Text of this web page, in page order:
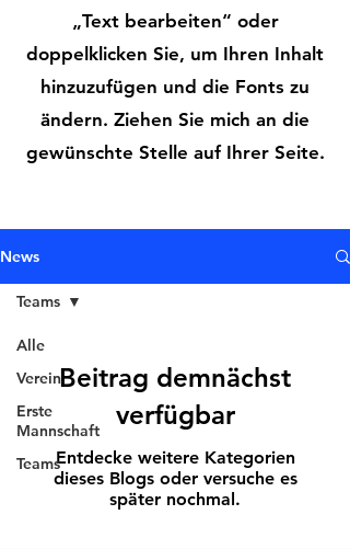
„Text bearbeiten“ oder
doppelklicken Sie, um Ihren Inhalt
hinzuzufügen und die Fonts zu
ändern. Ziehen Sie mich an die
gewünschte Stelle auf Ihrer Seite.
News
Alle
Verein
Erste
Mannschaft
Teams
Teams
Beitrag demnächst
verfügbar
Entdecke weitere Kategorien
dieses Blogs oder versuche es
später nochmal.